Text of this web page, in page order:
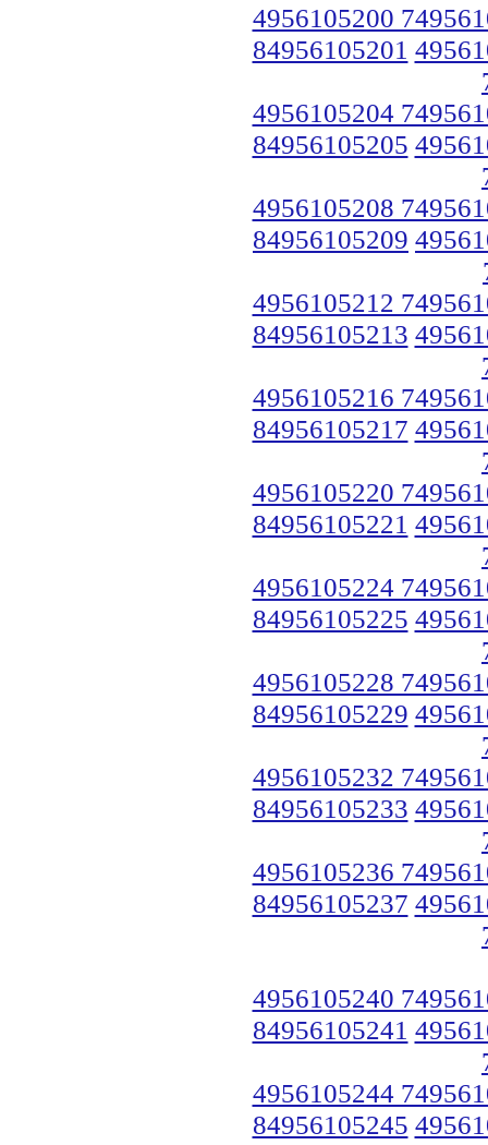
4956105200
84956105201
4956105204
84956105205
4956105208
84956105209
4956105212
84956105213
4956105216
84956105217
4956105220
84956105221
4956105224
84956105225
4956105228
84956105229
4956105232
84956105233
4956105236
84956105237
4956105240
84956105241
4956105244
84956105245